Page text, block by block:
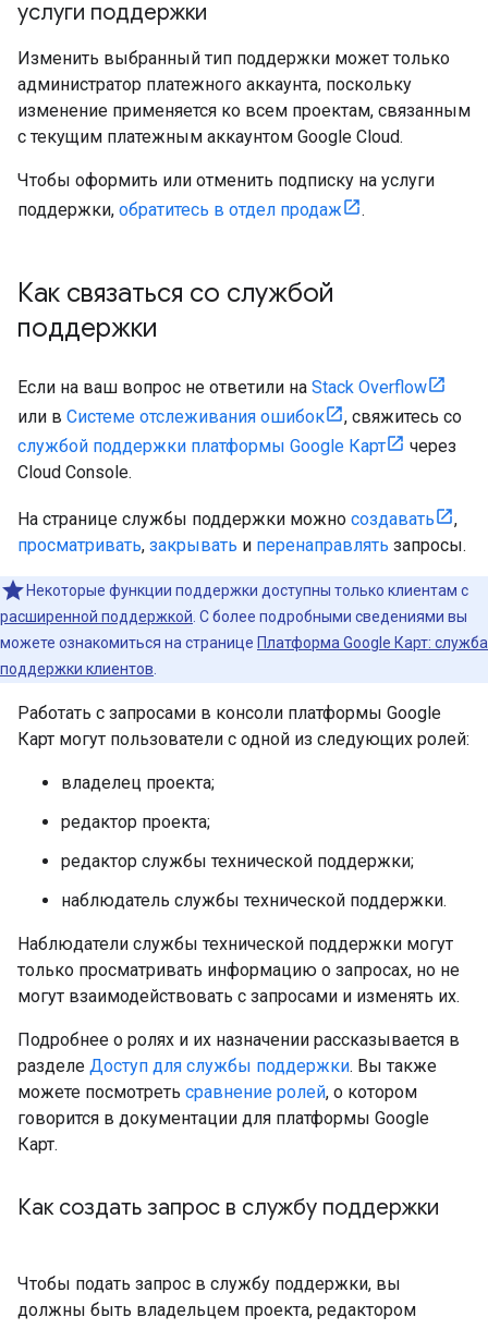
услуги поддержки
Изменить выбранный тип поддержки может только
администратор платежного аккаунта, поскольку
изменение применяется ко всем проектам, связанным
с текущим платежным аккаунтом Google Cloud.
Чтобы оформить или отменить подписку на услуги
поддержки, обратитесь в отдел продаж .
Как связаться со службой
поддержки
Если на ваш вопрос не ответили на Stack Overflow
или в Системе отслеживания ошибок
, свяжитесь со
службой поддержки платформы Google Карт
через
Cloud Console.
На странице службы поддержки можно создавать
,
просматривать, закрывать и перенаправлять запросы.
Некоторые функции поддержки доступны только клиентам с
расширенной поддержкой . С более подробными сведениями вы
можете ознакомиться на странице Платформа Google Карт: служба
поддержки клиентов
Работать с запросами в консоли платформы Google
Карт могут пользователи с одной из следующих ролей:
владелец проекта;
редактор проекта;
редактор службы технической поддержки;
наблюдатель службы технической поддержки.
Наблюдатели службы технической поддержки могут
только просматривать информацию о запросах, но не
могут взаимодействовать с запросами и изменять их.
Подробнее о ролях и их назначении рассказывается в
разделе Доступ для службы поддержки. Вы также
можете посмотреть сравнение ролей, о котором
говорится в документации для платформы Google
Карт.
Как создать запрос в службу поддержки
Чтобы подать запрос в службу поддержки, вы
должны быть владельцем проекта, редактором